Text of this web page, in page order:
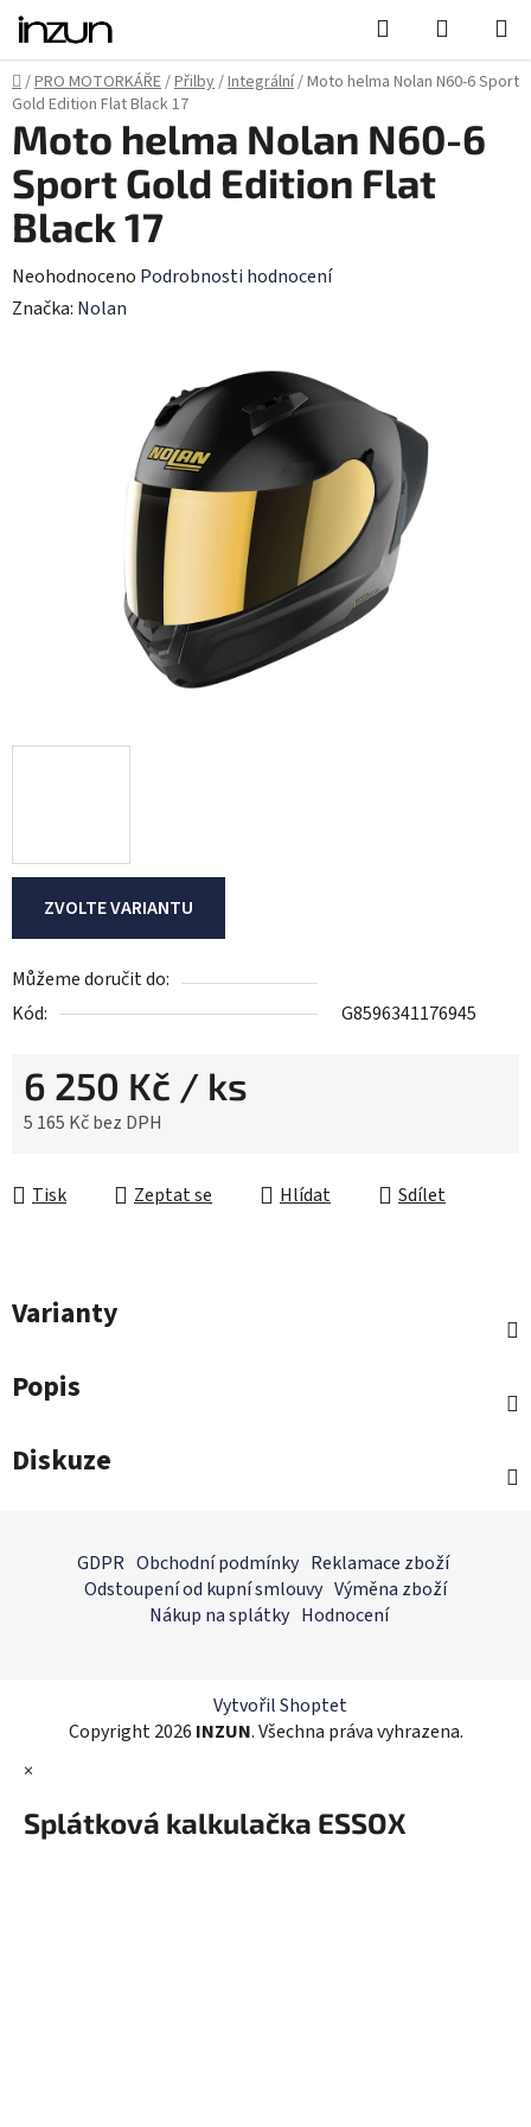
Přejít
obsah
Hledat
KOŠÍK
Domů
/PRO MOTORKÁŘE/Přilby/Integrální/Moto helma Nolan N60-6 Sport
Gold Edition Flat Black 17
ZVOLTE VARIANTU
Můžeme doručit do:
Kód:
G8596341176945
6 250 Kč / ks
5 165 Kč bez DPH
Tisk
Zeptat se Hlídat Sdílet
Moto helma Nolan N60-6
Sport Gold Edition Flat
Black 17
Průměrné
hodnocení
Neohodnoceno Podrobnosti hodnocení
Značka: Nolan
Varianty
Popis
Diskuze
GDPR Obchodní podmínky Reklamace zboží
Odstoupení od kupní smlouvy Výměna zboží
Nákup na splátky Hodnocení
Vytvořil Shoptet
Copyright 2026 INZUN. Všechna práva vyhrazena.
×
Splátková kalkulačka ESSOX